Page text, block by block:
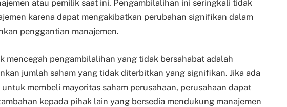
atau pemilik saat ini. Pengambilalihan ini seringkali tidak
karena dapat mengakibatkan perubahan signifikan dalam
penggantian manajemen.
mencegah pengambilalihan yang tidak bersahabat adalah
jumlah saham yang tidak diterbitkan yang signifikan. Jika ada
membeli mayoritas saham perusahaan, perusahaan dapat
kepada pihak lain yang bersedia mendukung manajemen